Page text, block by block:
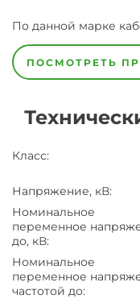
По данной марке
ПОСМОТРЕТЬ
Класс:
Напряжение, кВ:
Номинальное
переменное
до, кВ:
Номинальное
переменное
частотой до: